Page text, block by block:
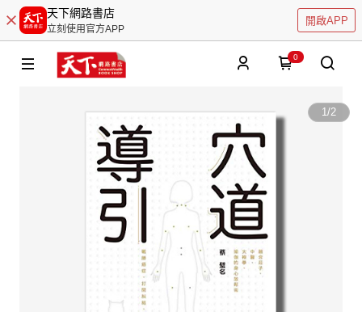
天下網路書店
立刻使用官方APP
開啟APP
0
1/2